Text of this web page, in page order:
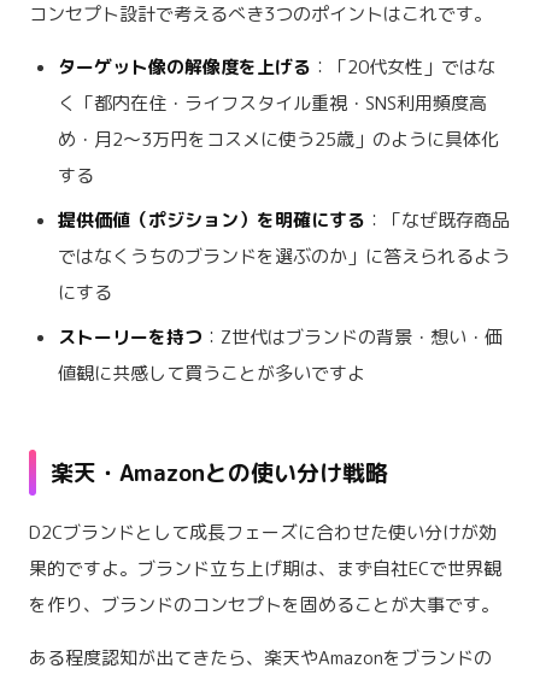
コンセプト設計で考えるべき3つのポイントはこれです。
ターゲット像の解像度を上げる ：「20代女性」ではな
く「都内在住・ライフスタイル重視・SNS利用頻度高
め・月2〜3万円をコスメに使う25歳」のように具体化
する
提供価値（ポジション）を明確にする ：「なぜ既存商品
ではなくうちのブランドを選ぶのか」に答えられるよう
にする
ストーリーを持つ ：Z世代はブランドの背景・想い・価
値観に共感して買うことが多いですよ
楽天・Amazonとの使い分け戦略
D2Cブランドとして成長フェーズに合わせた使い分けが効
果的ですよ。ブランド立ち上げ期は、まず自社ECで世界観
を作り、ブランドのコンセプトを固めることが大事です。
ある程度認知が出てきたら、楽天やAmazonをブランドの